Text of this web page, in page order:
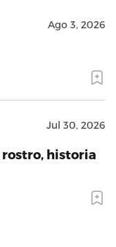
Ago 3, 2026
Jul 30, 2026
historia